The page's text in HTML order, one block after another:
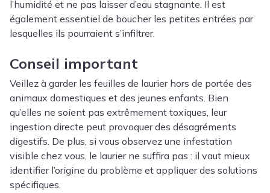
l’humidité et ne pas laisser d’eau stagnante. Il est
également essentiel de boucher les petites entrées par
lesquelles ils pourraient s’infiltrer.
Conseil important
Veillez à garder les feuilles de laurier hors de portée des
animaux domestiques et des jeunes enfants. Bien
qu’elles ne soient pas extrêmement toxiques, leur
ingestion directe peut provoquer des désagréments
digestifs. De plus, si vous observez une infestation
visible chez vous, le laurier ne suffira pas : il vaut mieux
identifier l’origine du problème et appliquer des solutions
spécifiques.